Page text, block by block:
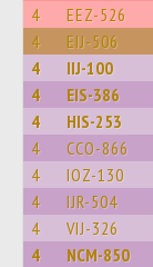
4 EEZ-526
4 EIJ-506
4 IIJ-100
4 EIS-386
4 HIS-253
4 CCO-866
4 IOZ-130
4 IJR-504
4 VIJ-326
4 NCM-850